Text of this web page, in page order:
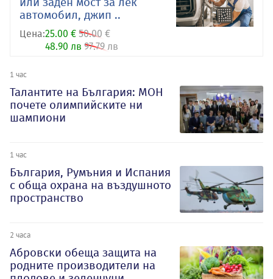
автомобил, джип ..
Цена:25.00 € 50.00 €
48.90 лв 97.79 лв
1 час
Талантите на България: МОН
почете олимпийските ни
шампиони
1 час
България, Румъния и Испания
с обща охрана на въздушното
пространство
2 часа
Абровски обеща защита на
родните производители на